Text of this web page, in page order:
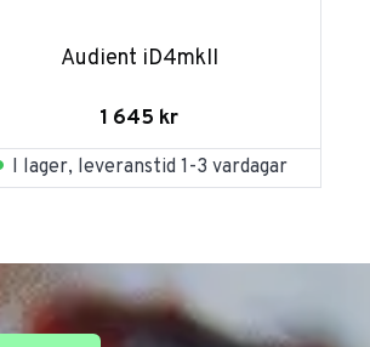
Audient iD4mkII
1 645 kr
I lager, leveranstid 1-3 vardagar